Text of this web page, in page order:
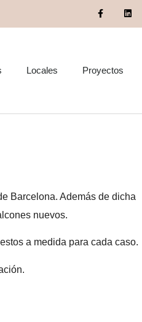
Locales Proyectos
Barcelona. Además de dicha
nuevos.
a medida para cada caso.